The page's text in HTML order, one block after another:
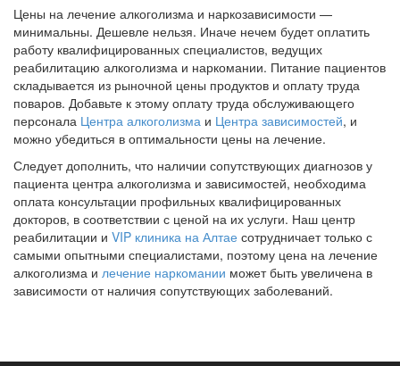
Цены на лечение алкоголизма и наркозависимости —
минимальны. Дешевле нельзя. Иначе нечем будет оплатить
работу квалифицированных специалистов, ведущих
реабилитацию алкоголизма и наркомании. Питание пациентов
складывается из рыночной цены продуктов и оплату труда
поваров. Добавьте к этому оплату труда обслуживающего
персонала Центра алкоголизма и Центра зависимостей, и
можно убедиться в оптимальности цены на лечение.
Следует дополнить, что наличии сопутствующих диагнозов у
пациента центра алкоголизма и зависимостей, необходима
оплата консультации профильных квалифицированных
докторов, в соответствии с ценой на их услуги. Наш центр
реабилитации и VIP клиника на Алтае сотрудничает только с
самыми опытными специалистами, поэтому цена на лечение
алкоголизма и лечение наркомании может быть увеличена в
зависимости от наличия сопутствующих заболеваний.